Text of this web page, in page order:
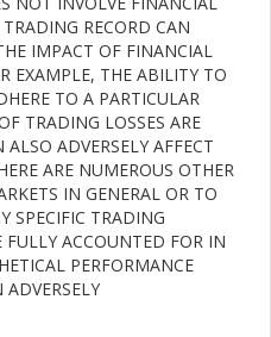
RECORD CAN
IMPACT OF FINANCIAL
EXAMPLE, THE ABILITY TO
TO A PARTICULAR
TRADING LOSSES ARE
ADVERSELY AFFECT
ARE NUMEROUS OTHER
IN GENERAL OR TO
SPECIFIC TRADING
ACCOUNTED FOR IN
PERFORMANCE